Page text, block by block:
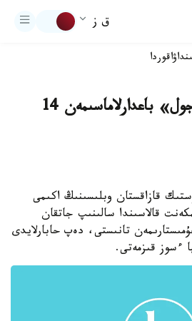
ق ز
اقوردا
شىمكەنتتە «نۇرلى جول» باعدارلاماسىمەن 14
قازاقستان وبلىسىنىڭ اكىمى
قالاسىندا سالىنىپ جاتقان
تانىستى، دەپ حابارلايدى
ءسوز قىزمەتى.